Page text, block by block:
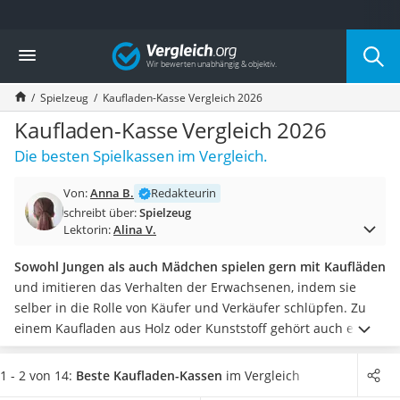
Die beliebtesten Vergleiche nach Kategorie
Kind & Baby
Babyphone mit 2 Kameras
Walkie-Talkie Kinder
Kindermatratzen
Babywippe
Rollschuhe für Kinder
Laufrad
Kinderschubkarre
Kinderuhr
Babyphone
Treppenschutzgitter
Kindersitz ab 4 Jahren
Kinderroller 3 Räder
Ferngesteuertes Auto
Vergleich
Spielzeug Kaufladen-Kasse Vergleich 2026
Kaufladen-Kasse Vergleich 2026
Die besten Spielkassen im Vergleich.
Von:Anna B.
Redakteurin
schreibt über:Spielzeug
Lektorin:Alina V.
Sowohl Jungen als auch Mädchen spielen gern mit Kaufläden
und imitieren das Verhalten der Erwachsenen, indem sie
selber in die Rolle von Käufer und Verkäufer schlüpfen. Zu
einem Kaufladen aus Holz oder Kunststoff gehört auch eine
Kaufladen-Kasse. EineGeldschublade, eine Tastatur mit
Zahlen sowie ein Anzeigen-Display zählen zu den
1 - 2 von 14: Beste Kaufladen-Kassen im Vergleich